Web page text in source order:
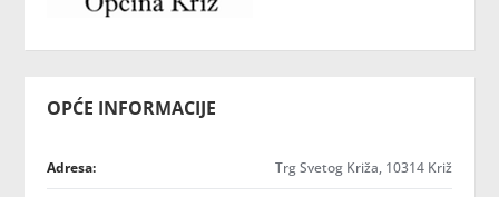
OPĆE INFORMACIJE
Adresa: Trg Svetog Križa, 10314 Križ